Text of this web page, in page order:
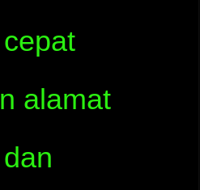
alamat